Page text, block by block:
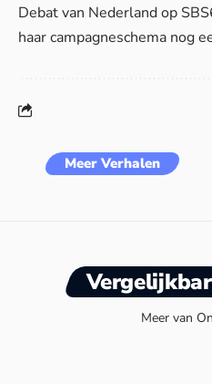
Debat van Nederland op
haar campagneschema nog
Meer Verhalen
Meer van